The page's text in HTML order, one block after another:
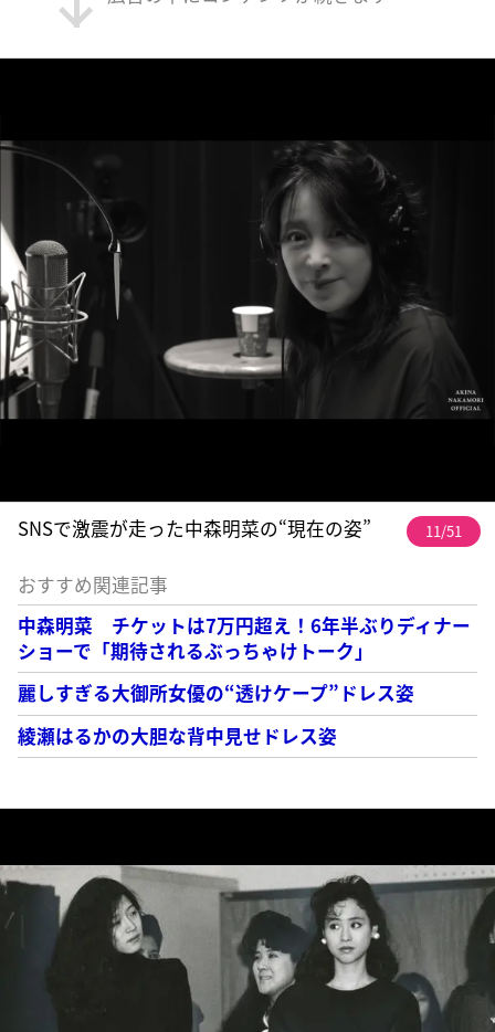
SNSで激震が走った中森明菜の“現在の姿” 11/51
おすすめ関連記事
中森明菜 チケットは7万円超え！6年半ぶりディナー
ショーで「期待されるぶっちゃけトーク」
麗しすぎる大御所女優の“透けケープ”ドレス姿
綾瀬はるかの大胆な背中見せドレス姿